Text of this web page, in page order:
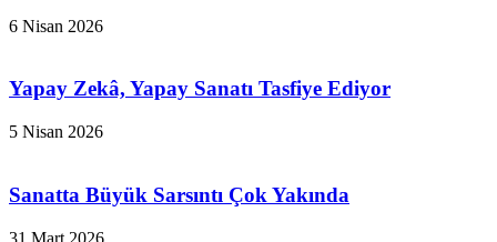
6 Nisan 2026
Yapay Zekâ, Yapay Sanatı Tasfiye Ediyor
5 Nisan 2026
Sanatta Büyük Sarsıntı Çok Yakında
31 Mart 2026